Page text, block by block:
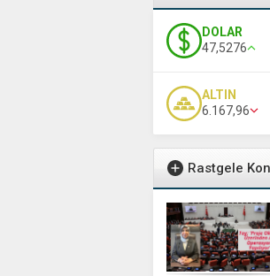
DOLAR
47,5276
ALTIN
6.167,96
Rastgele